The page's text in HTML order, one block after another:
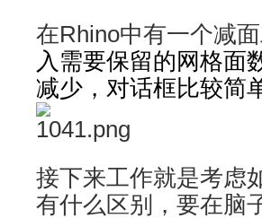
在Rhino中有一个减面
入需要保留的网格面
减少，对话框比较简
接下来工作就是考虑
有什么区别，要在脑